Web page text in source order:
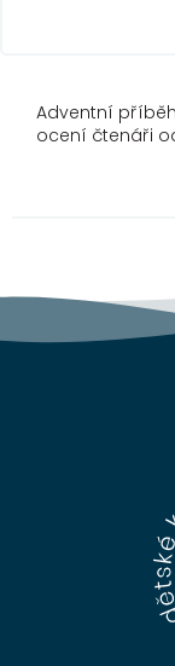
Adventní
ocení čtenáři